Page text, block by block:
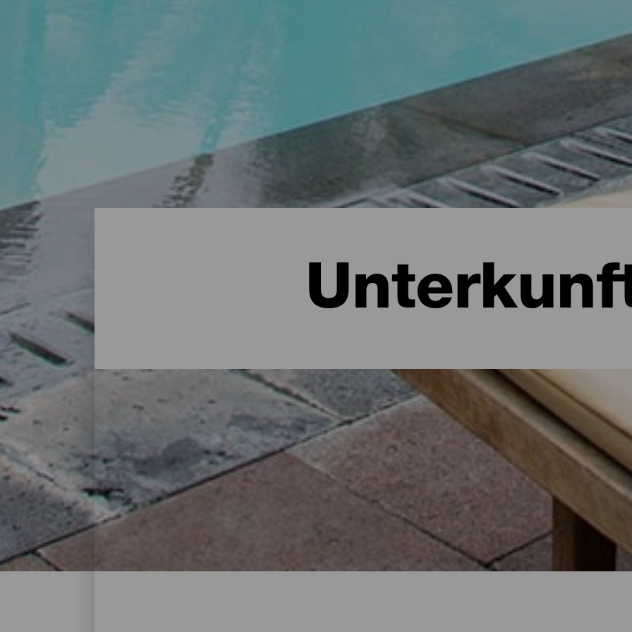
Unterkünfte auf La Palma: Hotels, Wohnungen...
In einem Landhaus inmitten der Natur, in einer Wohnung am Meer oder in einem malerischen Hotel
und Betreuung: La Palma bietet auf seinen etwas mehr als 700 Quadratkilometern Alternativen für alle
besten Unterkünfte auf der Isla Bonita finden Sie die perfekte Option, um nach einem Tag auf der Insel